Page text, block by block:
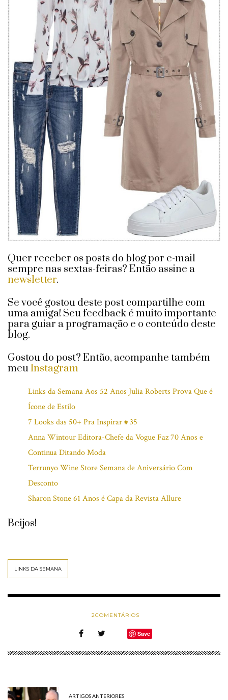
Quer receber os posts do blog por e-mail
sempre nas sextas-feiras? Então assine a
newsletter.
Se você gostou deste post compartilhe com
uma amiga! Seu feedback é muito importante
para guiar a programação e o conteúdo deste
blog.
Gostou do post? Então, acompanhe também
meuInstagram
Links da Semana Aos 52 Anos Julia Roberts Prova Que é
Ícone de Estilo
7 Looks das 50+ Pra Inspirar # 35
Anna Wintour Editora-Chefe da Vogue Faz 70 Anos e
Continua Ditando Moda
Terrunyo Wine Store Semana de Aniversário Com
Desconto
Sharon Stone 61 Anos é Capa da Revista Allure
Beijos!
LINKS DA SEMANA
2COMENTÁRIOS
Save
ARTIGOS ANTERIORES